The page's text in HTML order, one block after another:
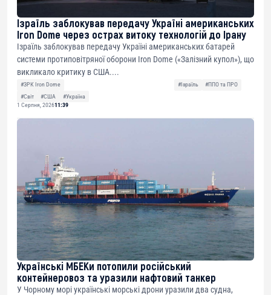
Ізраїль заблокував передачу Україні американських
Iron Dome через острах витоку технологій до Ірану
Ізраїль заблокував передачу Україні американських батарей
системи протиповітряної оборони Iron Dome («Залізний купол»), що
викликало критику в США....
#ЗРК Iron Dome #Ізраїль
#ППО та ПРО
#Світ
#США
#Україна
1 Серпня, 202611:39
Українські МБЕКи потопили російський
контейнеровоз та уразили нафтовий танкер
У Чорному морі українські морські дрони уразили два судна,